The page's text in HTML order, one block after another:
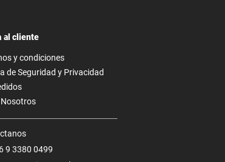
al cliente
y condiciones
de Seguridad y Privacidad
9 3380 0499